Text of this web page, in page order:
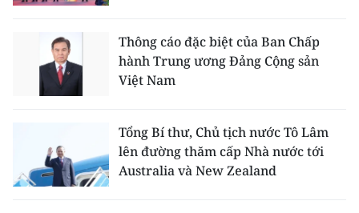
Thông cáo đặc biệt của Ban Chấp
hành Trung ương Đảng Cộng sản
Việt Nam
Tổng Bí thư, Chủ tịch nước Tô Lâm
lên đường thăm cấp Nhà nước tới
Australia và New Zealand